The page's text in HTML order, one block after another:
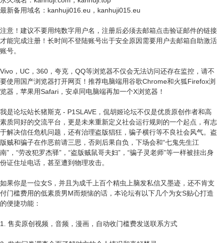
最新备用域名：kanhuji016.eu，kanhuji015.eu
注意！建议不要用纯数字用户名，注册后必须去邮箱点击验证邮件的链接
才能完成注册！长时间不登陆账号出于安全原因需要用户去邮箱自助激活
账号。
Vivo，UC，360，夸克，QQ等浏览器不仅会无法访问还存在监控，请不
要使用国产浏览器打开网页！推荐电脑端用谷歌Chrome和火狐Firefox浏
览器，苹果用Safari，安卓同电脑端再加一个X浏览器！
我是论坛站长猪斯克 - P1SLAVE，侃胡姬论坛不仅是优质原创作者和高
素质同好的交流平台，更是未来重新定义社会运行规则的一个起点，有志
于解决信任危机问题，还有治理盗版猖狂，骗子横行等不良社会风气。盗
版贼和骗子在作恶前请三思，否则后果自负，下场会和“七鬼先生江
南”，“劳改犯罗杰驿”，“盗版贼鼠哥夫妇”，“骗子灵老师”等一样被挂出身
份证住址电话，甚至遭到物理攻击。
如果你是一位女S，并且为成千上百个精虫上脑发私信又墨迹，还不肯支
付门槛费用的低素质男M而烦恼的话，本论坛有以下几个为女S贴心打造
的便捷功能：
1. 售卖原创视频，音频，漫画，自动收门槛费发送联系方式